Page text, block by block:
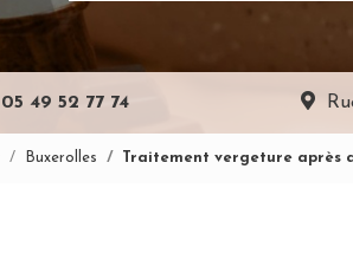
05 49 52 77 74
Buxerolles Traitement vergeture après